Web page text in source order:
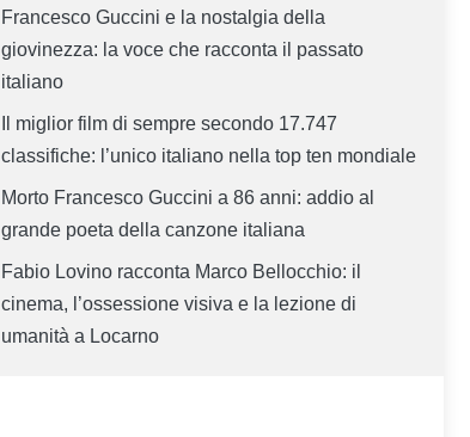
Francesco Guccini e la nostalgia della
giovinezza: la voce che racconta il passato
italiano
Il miglior film di sempre secondo 17.747
classifiche: l’unico italiano nella top ten mondiale
Morto Francesco Guccini a 86 anni: addio al
grande poeta della canzone italiana
Fabio Lovino racconta Marco Bellocchio: il
cinema, l’ossessione visiva e la lezione di
umanità a Locarno